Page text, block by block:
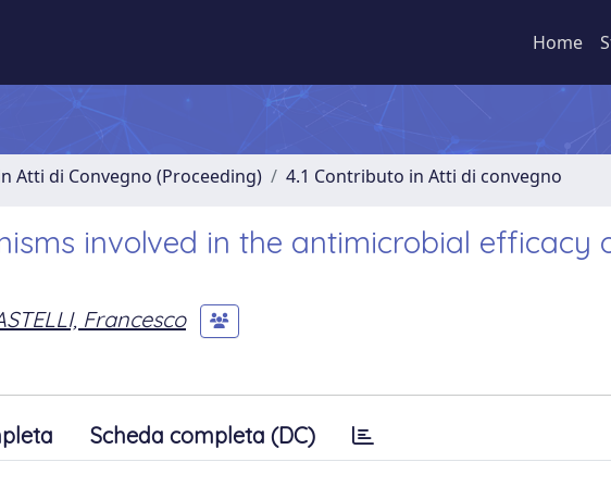
Home
Atti di Convegno (Proceeding) 4.1 Contributo in Atti di convegno
involved in the antimicrobial efficacy
Francesco
Scheda completa (DC)